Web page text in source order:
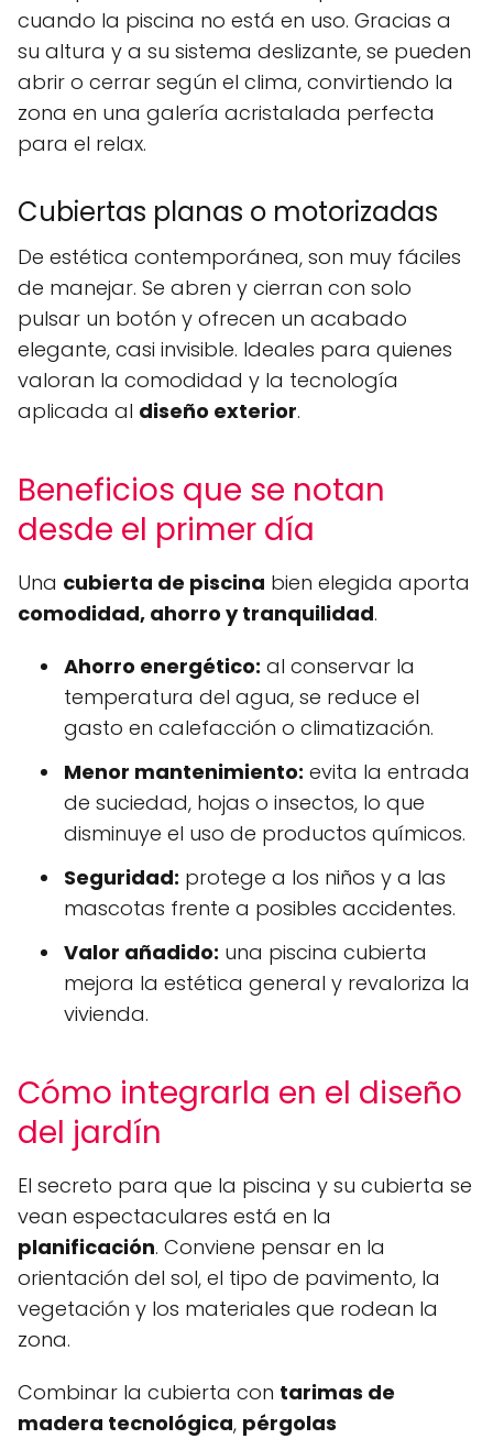
cuando la piscina no está en uso. Gracias a
su altura y a su sistema deslizante, se pueden
abrir o cerrar según el clima, convirtiendo la
zona en una galería acristalada perfecta
para el relax.
Cubiertas planas o motorizadas
De estética contemporánea, son muy fáciles
de manejar. Se abren y cierran con solo
pulsar un botón y ofrecen un acabado
elegante, casi invisible. Ideales para quienes
valoran la comodidad y la tecnología
aplicada al diseño exterior.
Beneficios que se notan
desde el primer día
Una cubierta de piscina bien elegida aporta
comodidad, ahorro y tranquilidad.
Ahorro energético: al conservar la
temperatura del agua, se reduce el
gasto en calefacción o climatización.
Menor mantenimiento: evita la entrada
de suciedad, hojas o insectos, lo que
disminuye el uso de productos químicos.
Seguridad: protege a los niños y a las
mascotas frente a posibles accidentes.
Valor añadido: una piscina cubierta
mejora la estética general y revaloriza la
vivienda.
Cómo integrarla en el diseño
del jardín
El secreto para que la piscina y su cubierta se
vean espectaculares está en la
planificación. Conviene pensar en la
orientación del sol, el tipo de pavimento, la
vegetación y los materiales que rodean la
zona.
Combinar la cubierta con tarimas de
madera tecnológica, pérgolas